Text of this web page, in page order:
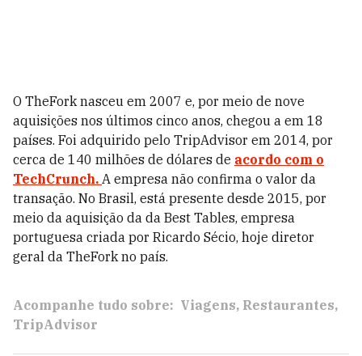
O TheFork nasceu em 2007 e, por meio de nove
aquisições nos últimos cinco anos, chegou a em 18
países. Foi adquirido pelo TripAdvisor em 2014, por
cerca de 140 milhões de dólares de acordo com o
TechCrunch. A empresa não confirma o valor da
transação. No Brasil, está presente desde 2015, por
meio da aquisição da da Best Tables, empresa
portuguesa criada por Ricardo Sécio, hoje diretor
geral da TheFork no país.
Acompanhe tudo sobre: Viagens Restaurantes
TripAdvisor